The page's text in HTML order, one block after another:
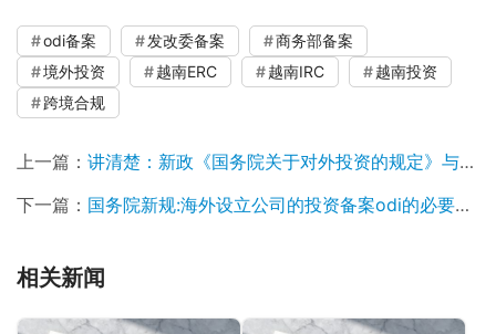
odi备案 发改委备案
商务部备案
境外投资
越南ERC 越南IRC
越南投资
跨境合规
上一篇： 讲清楚：新政《国务院关于对外投资的规定》与以往法规的共通和进一步完善
下一篇： 国务院新规:海外设立公司的投资备案odi的必要性及审批流程
相关新闻